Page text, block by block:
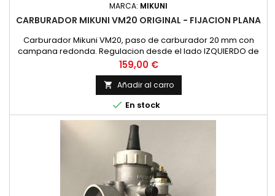
MARCA: MIKUNI
CARBURADOR MIKUNI VM20 ORIGINAL - FIJACION PLANA
Carburador Mikuni VM20, paso de carburador 20 mm con
campana redonda. Regulacion desde el lado IZQUIERDO de
la moto. Tirador de aire manual. ORIGINAL MIKUNI, NO COPIA
Precio
159,00 €
 Añadir al carro
 En stock